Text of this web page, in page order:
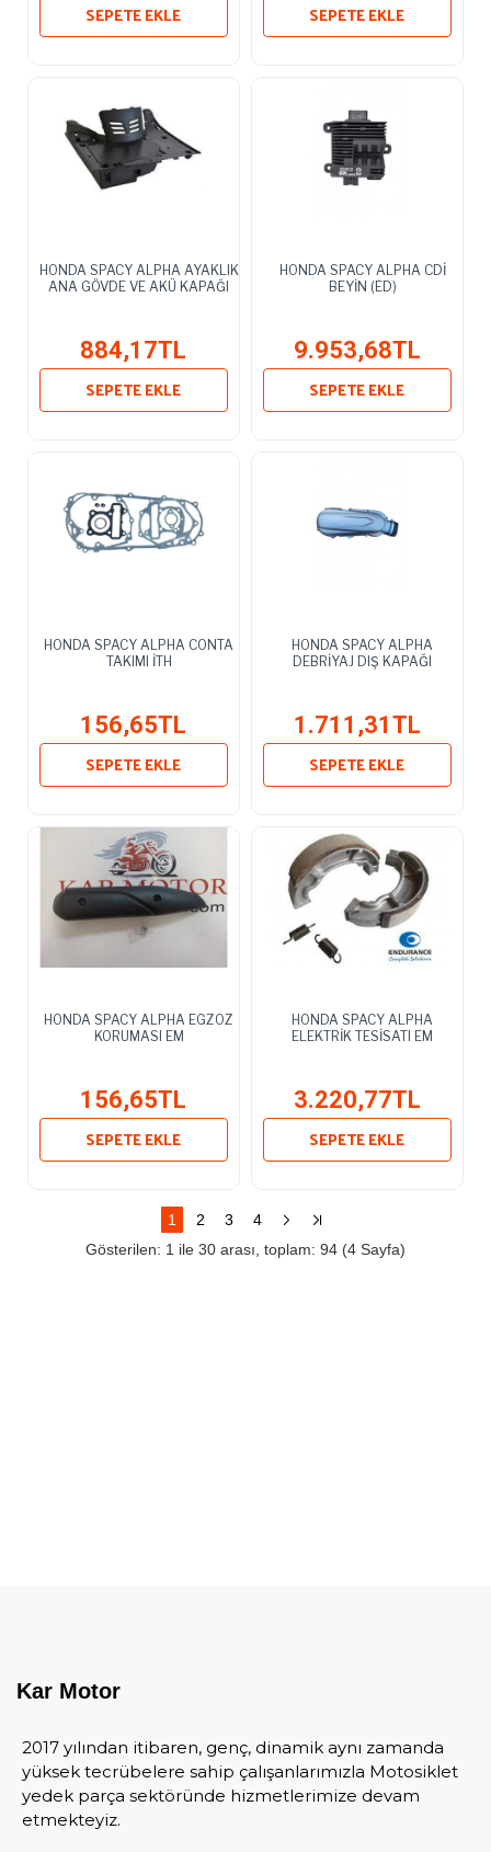
SEPETE EKLE
SEPETE EKLE
HONDA SPACY ALPHA AYAKLIK
ANA GÖVDE VE AKÜ KAPAĞI
884,17TL
SEPETE EKLE
HONDA SPACY ALPHA CDİ
BEYİN (ED)
9.953,68TL
SEPETE EKLE
HONDA SPACY ALPHA CONTA
TAKIMI İTH
156,65TL
SEPETE EKLE
HONDA SPACY ALPHA
DEBRİYAJ DIŞ KAPAĞI
1.711,31TL
SEPETE EKLE
HONDA SPACY ALPHA EGZOZ
KORUMASI EM
156,65TL
SEPETE EKLE
HONDA SPACY ALPHA
ELEKTRİK TESİSATI EM
3.220,77TL
SEPETE EKLE
1 2 3
4
Gösterilen: 1 ile 30 arası, toplam: 94 (4 Sayfa)
Kar Motor
2017 yılından itibaren, genç, dinamik aynı zamanda
yüksek tecrübelere sahip çalışanlarımızla Motosiklet
yedek parça sektöründe hizmetlerimize devam
etmekteyiz.